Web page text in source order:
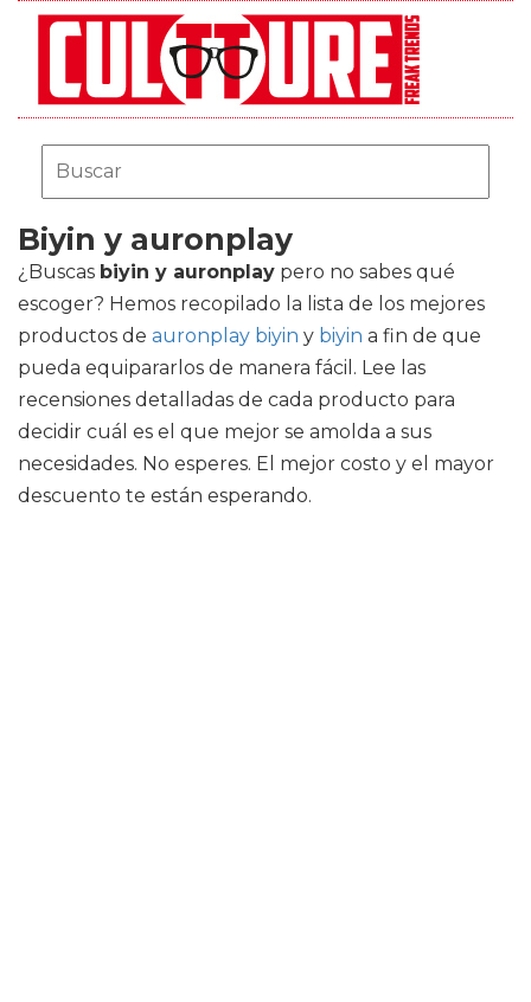
Biyin y auronplay
¿Buscas biyin y auronplay pero no sabes qué
escoger? Hemos recopilado la lista de los mejores
productos de auronplay biyin y biyin a fin de que
pueda equipararlos de manera fácil. Lee las
recensiones detalladas de cada producto para
decidir cuál es el que mejor se amolda a sus
necesidades. No esperes. El mejor costo y el mayor
descuento te están esperando.